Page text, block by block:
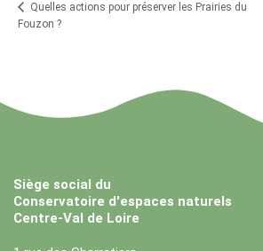
Quelles actions pour préserver les Prairies du
Fouzon ?
Siège social du
Conservatoire d'espaces naturels
Centre-Val de Loire